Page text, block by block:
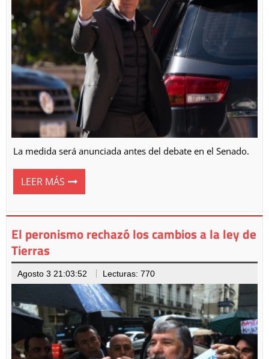
La medida será anunciada antes del debate en el Senado.
LEER MÁS
El peronismo rechazó los cambios a la ley de
Tierras
Agosto 3 21:03:52 Lecturas: 770